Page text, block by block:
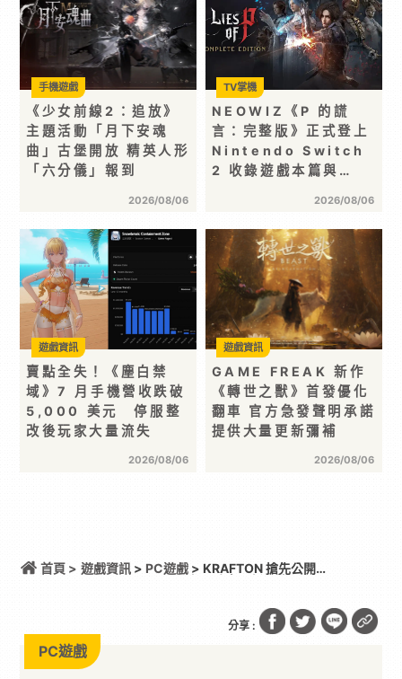
《少女前線2：追放》
主題活動「月下安魂
曲」古堡開放 精英人形
「六分儀」報到
2026/08/06
手機遊戲
NEOWIZ《P 的謊
言：完整版》正式登上
Nintendo Switch
2 收錄遊戲本篇與…
2026/08/06
TV掌機
賣點全失！《塵白禁
域》7 月手機營收跌破
5,000 美元 停服整
改後玩家大量流失
2026/08/06
遊戲資訊
GAME FREAK 新作
《轉世之獸》首發優化
翻車 官方急發聲明承諾
提供大量更新彌補
2026/08/06
遊戲資訊
首頁 > 遊戲資訊> PC遊戲> KRAFTON 搶先公開
分享 :
PC遊戲